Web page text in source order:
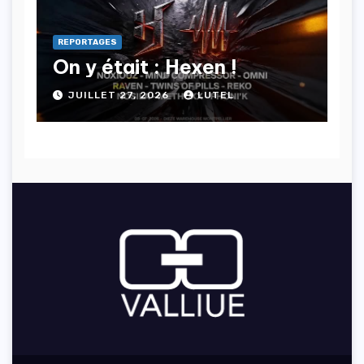
REPORTAGES
On y était : Hexen !
JUILLET 27, 2026 LUTEL